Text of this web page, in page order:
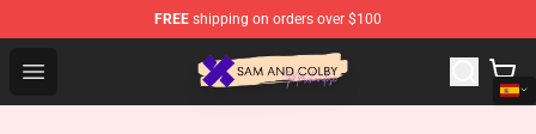
FREE shipping on orders over $100
Open menu
Sam And Colby Shop - Official Sam And Colby